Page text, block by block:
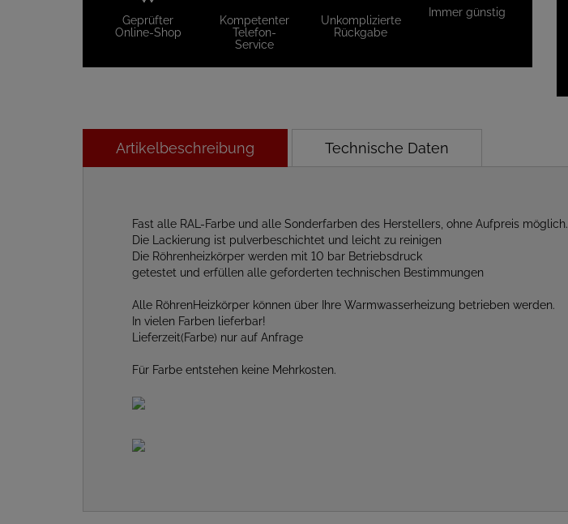
Geprüfter
Online-Shop
Kompetenter
Telefon-
Service
Unkomplizierte
Rückgabe
Immer günstig
Artikelbeschreibung Technische Daten
Fast alle RAL-Farbe und alle Sonderfarben des Herstellers, ohne Aufpreis möglich.
Die Lackierung ist pulverbeschichtet und leicht zu reinigen
Die Röhrenheizkörper werden mit 10 bar Betriebsdruck
getestet und erfüllen alle geforderten technischen Bestimmungen
Alle RöhrenHeizkörper können über Ihre Warmwasserheizung betrieben werden.
In vielen Farben lieferbar!
Lieferzeit(Farbe) nur auf Anfrage
Für Farbe entstehen keine Mehrkosten.